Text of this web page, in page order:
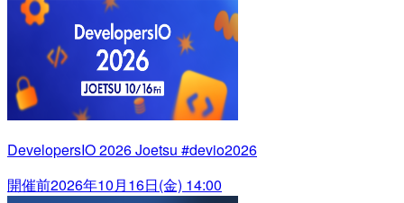
DevelopersIO 2026 Joetsu #devio2026
開催前2026年10月16日(金) 14:00